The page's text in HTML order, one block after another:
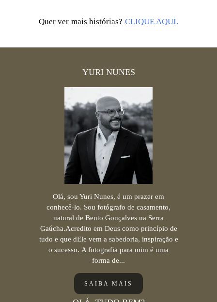
Quer ver mais histórias? CLIQUE AQUI.
YURI NUNES
Olá, sou Yuri Nunes, é um prazer em
conhecê-lo. Sou fotógrafo de casamento,
natural de Bento Gonçalves na Serra
Gaúcha.Acredito em Deus como princípio de
tudo e que dEle vem a sabedoria, inspiração e
o sucesso. A fotografia para mim é uma
forma de...
SAIBA MAIS